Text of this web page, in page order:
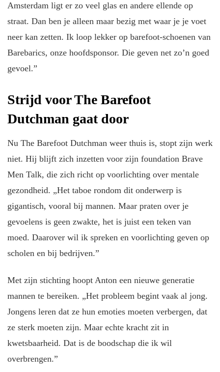
Amsterdam ligt er zo veel glas en andere ellende op
straat. Dan ben je alleen maar bezig met waar je je voet
neer kan zetten. Ik loop lekker op barefoot-schoenen van
Barebarics, onze hoofdsponsor. Die geven net zo’n goed
gevoel.”
Strijd voor The Barefoot
Dutchman gaat door
Nu The Barefoot Dutchman weer thuis is, stopt zijn werk
niet. Hij blijft zich inzetten voor zijn foundation Brave
Men Talk, die zich richt op voorlichting over mentale
gezondheid. „Het taboe rondom dit onderwerp is
gigantisch, vooral bij mannen. Maar praten over je
gevoelens is geen zwakte, het is juist een teken van
moed. Daarover wil ik spreken en voorlichting geven op
scholen en bij bedrijven.”
Met zijn stichting hoopt Anton een nieuwe generatie
mannen te bereiken. „Het probleem begint vaak al jong.
Jongens leren dat ze hun emoties moeten verbergen, dat
ze sterk moeten zijn. Maar echte kracht zit in
kwetsbaarheid. Dat is de boodschap die ik wil
overbrengen.”